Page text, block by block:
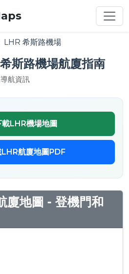
LHR 希斯路機場
斯路機場航廈指南
航資訊
載LHR機場地圖
航廈地圖PDF
廈地圖 - 登機門和